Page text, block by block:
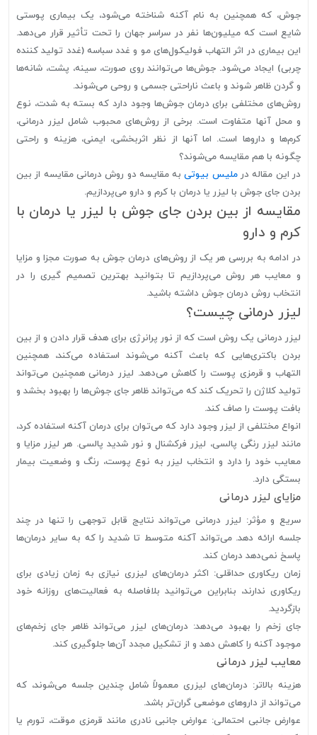
جوش، که همچنین به نام آکنه شناخته می‌شود، یک بیماری پوستی
شایع است که میلیون‌ها نفر در سراسر جهان را تحت تأثیر قرار می‌دهد.
این بیماری در اثر التهاب فولیکول‌های مو و غدد سباسه (غدد تولید کننده
چربی) ایجاد می‌شود. جوش‌ها می‌توانند روی صورت، سینه، پشت، شانه‌ها
و گردن ظاهر شوند و باعث ناراحتی جسمی و روحی می‌شوند.
روش‌های مختلفی برای درمان جوش‌ها وجود دارد که بسته به شدت، نوع
و محل آنها متفاوت است. برخی از روش‌های محبوب شامل لیزر درمانی،
کرم‌ها و داروها است. اما آنها از نظر اثربخشی، ایمنی، هزینه و راحتی
چگونه با هم مقایسه می‌شوند؟
در این مقاله درملیس بیوتیبه مقایسه دو روش درمانی مقایسه از بین
بردن جای جوش با لیزر یا درمان با کرم و دارو می‌پردازیم.
مقایسه از بین بردن جای جوش با لیزر یا درمان با
کرم و دارو
در ادامه به بررسی هر یک از روش‌های درمان جوش به صورت مجزا و مزایا
و معایب هر روش می‌پردازیم تا بتوانید بهترین تصمیم گیری را در
انتخاب روش درمان جوش داشته باشید.
لیزر درمانی چیست؟
لیزر درمانی یک روش است که از نور پرانرژی برای هدف قرار دادن و از بین
بردن باکتری‌هایی که باعث آکنه می‌شوند استفاده می‌کند، همچنین
التهاب و قرمزی پوست را کاهش می‌دهد. لیزر درمانی همچنین می‌تواند
تولید کلاژن را تحریک کند که می‌تواند ظاهر جای جوش‌ها را بهبود بخشد و
بافت پوست را صاف کند.
انواع مختلفی از لیزر وجود دارد که می‌توان برای درمان آکنه استفاده کرد،
مانند لیزر رنگی پالسی، لیزر فرکشنال و نور شدید پالسی. هر لیزر مزایا و
معایب خود را دارد و انتخاب لیزر به نوع پوست، رنگ و وضعیت بیمار
بستگی دارد.
مزایای لیزر درمانی
سریع و مؤثر: لیزر درمانی می‌تواند نتایج قابل توجهی را تنها در چند
جلسه ارائه دهد. می‌تواند آکنه متوسط تا شدید را که به سایر درمان‌ها
پاسخ نمی‌دهد درمان کند.
زمان ریکاوری حداقلی: اکثر درمان‌های لیزری نیازی به زمان زیادی برای
ریکاوری ندارند، بنابراین می‌توانید بلافاصله به فعالیت‌های روزانه خود
بازگردید.
جای زخم را بهبود می‌دهد: درمان‌های لیزر می‌تواند ظاهر جای زخم‌های
موجود آکنه را کاهش دهد و از تشکیل مجدد آن‌ها جلوگیری کند.
معایب لیزر درمانی
هزینه بالاتر: درمان‌های لیزری معمولاً شامل چندین جلسه می‌شوند، که
می‌تواند از داروهای موضعی گران‌تر باشد.
عوارض جانبی احتمالی: عوارض جانبی نادری مانند قرمزی موقت، تورم یا